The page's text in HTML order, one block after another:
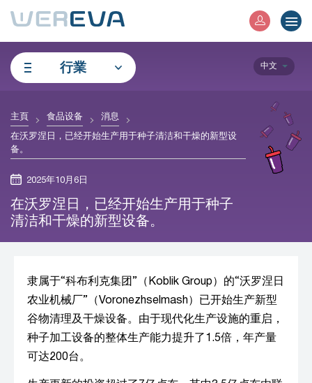
行業 中文
主頁 食品设备 消息
在沃罗涅日，已经开始生产用于种子清洁和干燥的新型设
备。
2025年10月6日
在沃罗涅日，已经开始生产用于种子
清洁和干燥的新型设备。
隶属于“科布利克集团”（Koblik Group）的“沃罗涅日
农业机械厂”（Voronezhselmash）已开始生产新型
谷物清理及干燥设备。由于现代化生产设施的重启，
种子加工设备的整体生产能力提升了1.5倍，年产量
可达200台。